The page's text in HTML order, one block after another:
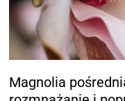
Magnolia